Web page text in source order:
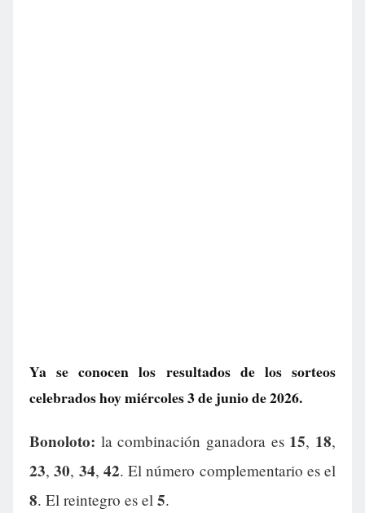
Ya se conocen los resultados de los sorteos
celebrados hoy miércoles 3 de junio de 2026.
Bonoloto: la combinación ganadora es 15, 18,
23,30, 34, 42. El número complementario es el
8. El reintegro es el 5.